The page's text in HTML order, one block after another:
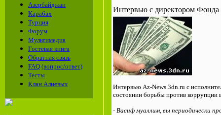
Азербайджан
Карабах
Турция
Форум
Мультимедиа
Гостевая книга
Обратная связь
FAQ (вопрос/ответ)
Тесты
Клан Алиевых
Интервью с директором
Интервью Az-News.3dn.ru с
состоянии борьбы против коррупции
- Васиф муаллим, вы периодически